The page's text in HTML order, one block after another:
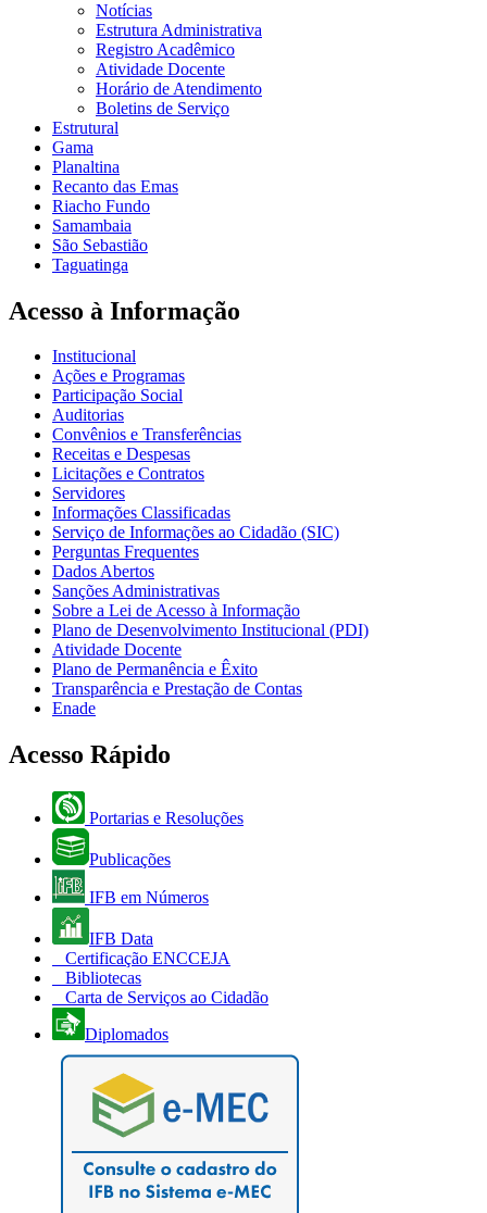
Notícias
Estrutura Administrativa
Registro Acadêmico
Atividade Docente
Horário de Atendimento
Boletins de Serviço
Estrutural
Gama
Planaltina
Recanto das Emas
Riacho Fundo
Samambaia
São Sebastião
Taguatinga
Acesso à Informação
Institucional
Ações e Programas
Participação Social
Auditorias
Convênios e Transferências
Receitas e Despesas
Licitações e Contratos
Servidores
Informações Classificadas
Serviço de Informações ao Cidadão (SIC)
Perguntas Frequentes
Dados Abertos
Sanções Administrativas
Sobre a Lei de Acesso à Informação
Plano de Desenvolvimento Institucional (PDI)
Atividade Docente
Plano de Permanência e Êxito
Transparência e Prestação de Contas
Enade
Acesso Rápido
Portarias e Resoluções
Publicações
IFB em Números
IFB Data
Certificação ENCCEJA
Bibliotecas
Carta de Serviços ao Cidadão
Diplomados